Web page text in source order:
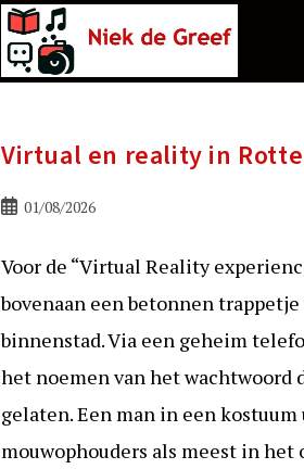
Virtual en reality in
Bericht01/08/2026
Voor de “Virtual Reality
bovenaan een betonnen
binnenstad. Via een geheim
het noemen van het wachtwoord
gelaten. Een man in een
mouwophouders als meest in